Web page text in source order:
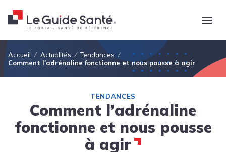
Fil d'Ariane
Accueil Actualités
Tendances
Comment l’adrénaline fonctionne et nous pousse à agir
TENDANCES
Comment l’adrénaline
fonctionne et nous pousse
à agir